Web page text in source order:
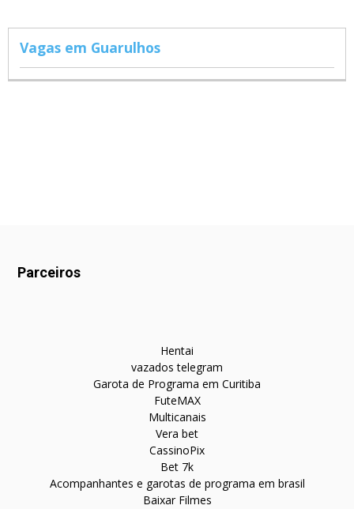
Vagas em Guarulhos
Parceiros
Hentai
vazados telegram
Garota de Programa em Curitiba
FuteMAX
Multicanais
Vera bet
CassinoPix
Bet 7k
Acompanhantes e garotas de programa em brasil
Baixar Filmes